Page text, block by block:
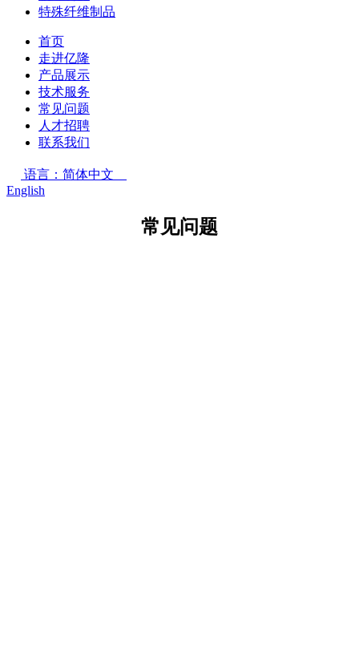
特殊纤维制品
首页
走进亿隆
产品展示
技术服务
常见问题
人才招聘
联系我们
语言：简体中文
English
常见问题